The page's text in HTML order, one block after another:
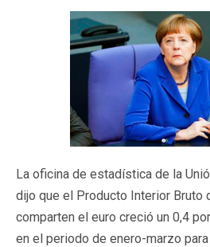
La oficina de estadística de la
dijo que el Producto Interior Bruto
comparten el euro creció un 0,4
en el periodo de enero-marzo